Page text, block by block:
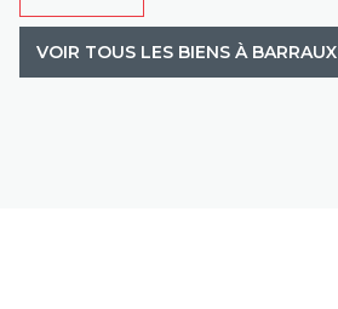
VOIR TOUS LES BIENS À BARRAUX